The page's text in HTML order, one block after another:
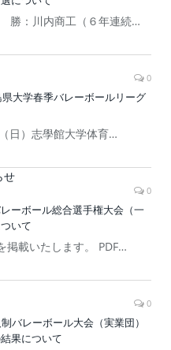
勝：川内商工（６年連続…
0
大学春季バレーボールリーグ
日）志學館大学体育…
せ
0
レーボール総合選手権大会（一
いて
掲載いたします。 PDF…
0
バレーボール大会（実業団）
果について